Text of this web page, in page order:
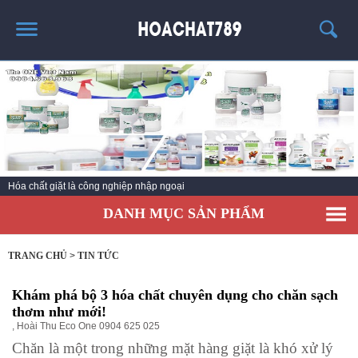
TRANG CHỦ
SẢN PHẨM HÓT
THÔNG TIN VỀ HÓA CHẤT
TIN TỨC
SẢN PHẨM
Hóa chất giặt là công nghiệp nhập ngoại
DANH MỤC SẢN PHẨM
TRANG CHỦ > TIN TỨC
Khám phá bộ 3 hóa chất chuyên dụng cho chăn sạch
thơm như mới!
, Hoài Thu Eco One 0904 625 025
Chăn là một trong những mặt hàng giặt là khó xử lý